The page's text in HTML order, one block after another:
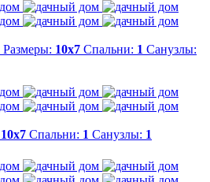
Размеры: 10х7 Спальни: 1 Санузлы:
10х7 Спальни: 1 Санузлы: 1